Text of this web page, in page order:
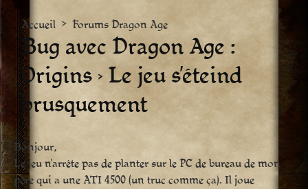
Accueil > Forums Dragon Age
Bug avec Dragon Age :
Origins › Le jeu s’éteind
brusquement
Bonjour,
Le jeu n’arrête pas de planter sur le PC de bureau de mon
père qui a une ATI 4500 (un truc comme ça). Il joue